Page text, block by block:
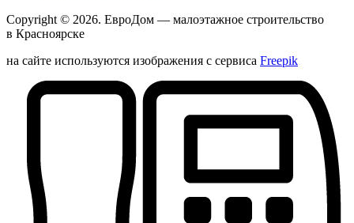
Copyright © 2026. ЕвроДом — малоэтажное строительство
в Красноярске
на сайте используются изображения с сервиса Freepik